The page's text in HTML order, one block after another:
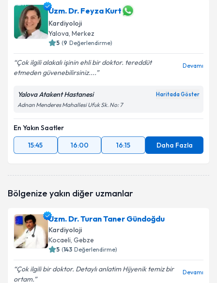
Uzm. Dr. Feyza Kurt
Kardiyoloji
Yalova, Merkez
5 (9 Değerlendirme)
Çok ilgili alakalı işinin ehli bir doktor. tereddüt
etmeden güvenebilirsiniz....
Devamı
Yalova Atakent Hastanesi Haritada Göster
Adnan Menderes Mahallesi Ufuk Sk. No: 7
En Yakın Saatler
15:45
16:00 16:15 Daha Fazla
Bölgenize yakın diğer uzmanlar
Uzm. Dr. Turan Taner Gündoğdu
Kardiyoloji
Kocaeli, Gebze
5 (143 Değerlendirme)
Çok ilgili bir doktor. Detaylı anlatim Hijyenik temiz bir
ortam.
Devamı